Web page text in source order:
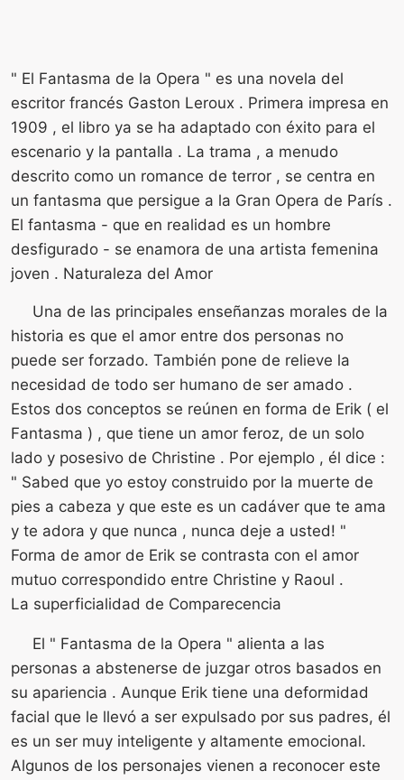
" El Fantasma de la Opera " es una novela del
escritor francés Gaston Leroux . Primera impresa en
1909 , el libro ya se ha adaptado con éxito para el
escenario y la pantalla . La trama , a menudo
descrito como un romance de terror , se centra en
un fantasma que persigue a la Gran Opera de París .
El fantasma - que en realidad es un hombre
desfigurado - se enamora de una artista femenina
joven . Naturaleza del Amor
Una de las principales enseñanzas morales de la
historia es que el amor entre dos personas no
puede ser forzado. También pone de relieve la
necesidad de todo ser humano de ser amado .
Estos dos conceptos se reúnen en forma de Erik ( el
Fantasma ) , que tiene un amor feroz, de un solo
lado y posesivo de Christine . Por ejemplo , él dice :
" Sabed que yo estoy construido por la muerte de
pies a cabeza y que este es un cadáver que te ama
y te adora y que nunca , nunca deje a usted! "
Forma de amor de Erik se contrasta con el amor
mutuo correspondido entre Christine y Raoul .
La superficialidad de Comparecencia
El " Fantasma de la Opera " alienta a las
personas a abstenerse de juzgar otros basados ​​en
su apariencia . Aunque Erik tiene una deformidad
facial que le llevó a ser expulsado por sus padres, él
es un ser muy inteligente y altamente emocional.
Algunos de los personajes vienen a reconocer este